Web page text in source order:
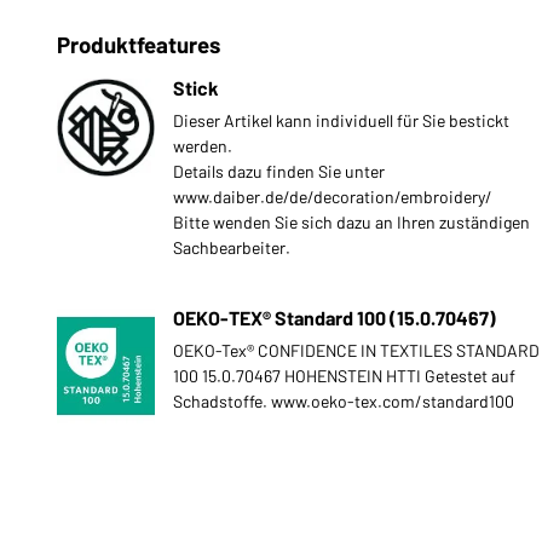
Produktfeatures
Stick
Dieser Artikel kann individuell für Sie bestickt
werden.
Details dazu finden Sie unter
www.daiber.de/de/decoration/embroidery/
Bitte wenden Sie sich dazu an Ihren zuständigen
Sachbearbeiter.
OEKO-TEX® Standard 100 (15.0.70467)
OEKO-Tex® CONFIDENCE IN TEXTILES STANDARD
100 15.0.70467 HOHENSTEIN HTTI Getestet auf
Schadstoffe. www.oeko-tex.com/standard100